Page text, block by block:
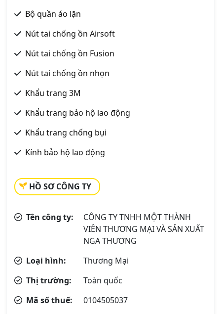
Bộ quần áo lặn
Nút tai chống ồn Airsoft
Nút tai chống ồn Fusion
Nút tai chống ồn nhọn
Khẩu trang 3M
Khẩu trang bảo hộ lao động
Khẩu trang chống bụi
Kính bảo hộ lao động
HỒ SƠ CÔNG TY
Tên công ty:
CÔNG TY TNHH MỘT THÀNH
VIÊN THƯƠNG MẠI VÀ SẢN XUẤT
NGA THƯƠNG
Loại hình:
Thương Mại
Thị trường:
Toàn quốc
Mã số thuế:
0104505037